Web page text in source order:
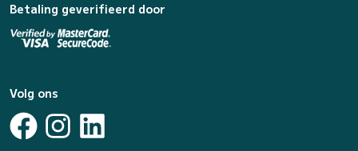
Betaling geverifieerd door
Volg ons